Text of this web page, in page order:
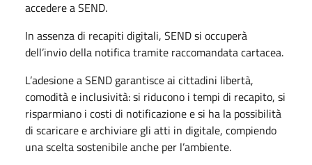
accedere a SEND.
In assenza di recapiti digitali, SEND si occuperà
dell’invio della notifica tramite raccomandata cartacea.
L’adesione a SEND garantisce ai cittadini libertà,
comodità e inclusività: si riducono i tempi di recapito, si
risparmiano i costi di notificazione e si ha la possibilità
di scaricare e archiviare gli atti in digitale, compiendo
una scelta sostenibile anche per l’ambiente.